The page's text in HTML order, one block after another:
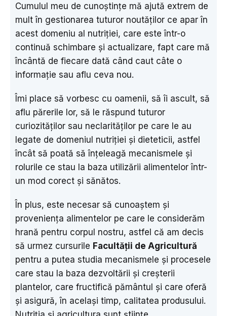
Cumulul meu de cunoștințe mă ajută extrem de
mult în gestionarea tuturor noutăților ce apar în
acest domeniu al nutriției, care este într-o
continuă schimbare și actualizare, fapt care mă
încântă de fiecare dată când caut câte o
informație sau aflu ceva nou.
Îmi place să vorbesc cu oamenii, să îi ascult, să
aflu părerile lor, să le răspund tuturor
curiozităților sau neclarităților pe care le au
legate de domeniul nutriției și dieteticii, astfel
încât să poată să înțeleagă mecanismele și
rolurile ce stau la baza utilizării alimentelor într-
un mod corect și sănătos.
În plus, este necesar să cunoaștem și
proveniența alimentelor pe care le considerăm
hrană pentru corpul nostru, astfel că am decis
să urmez cursurile Facultății de Agricultură
pentru a putea studia mecanismele și procesele
care stau la baza dezvoltării și creșterii
plantelor, care fructifică pământul și care oferă
și asigură, în același timp, calitatea produsului.